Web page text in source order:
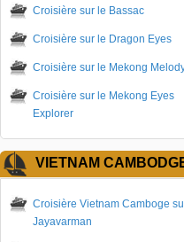
Croisière sur le Bassac
Croisière sur le Dragon Eyes
Croisière sur le Mekong
Croisière sur le Mekong Eyes
Explorer
VIETNAM
Croisière Vietnam Camboge
Jayavarman